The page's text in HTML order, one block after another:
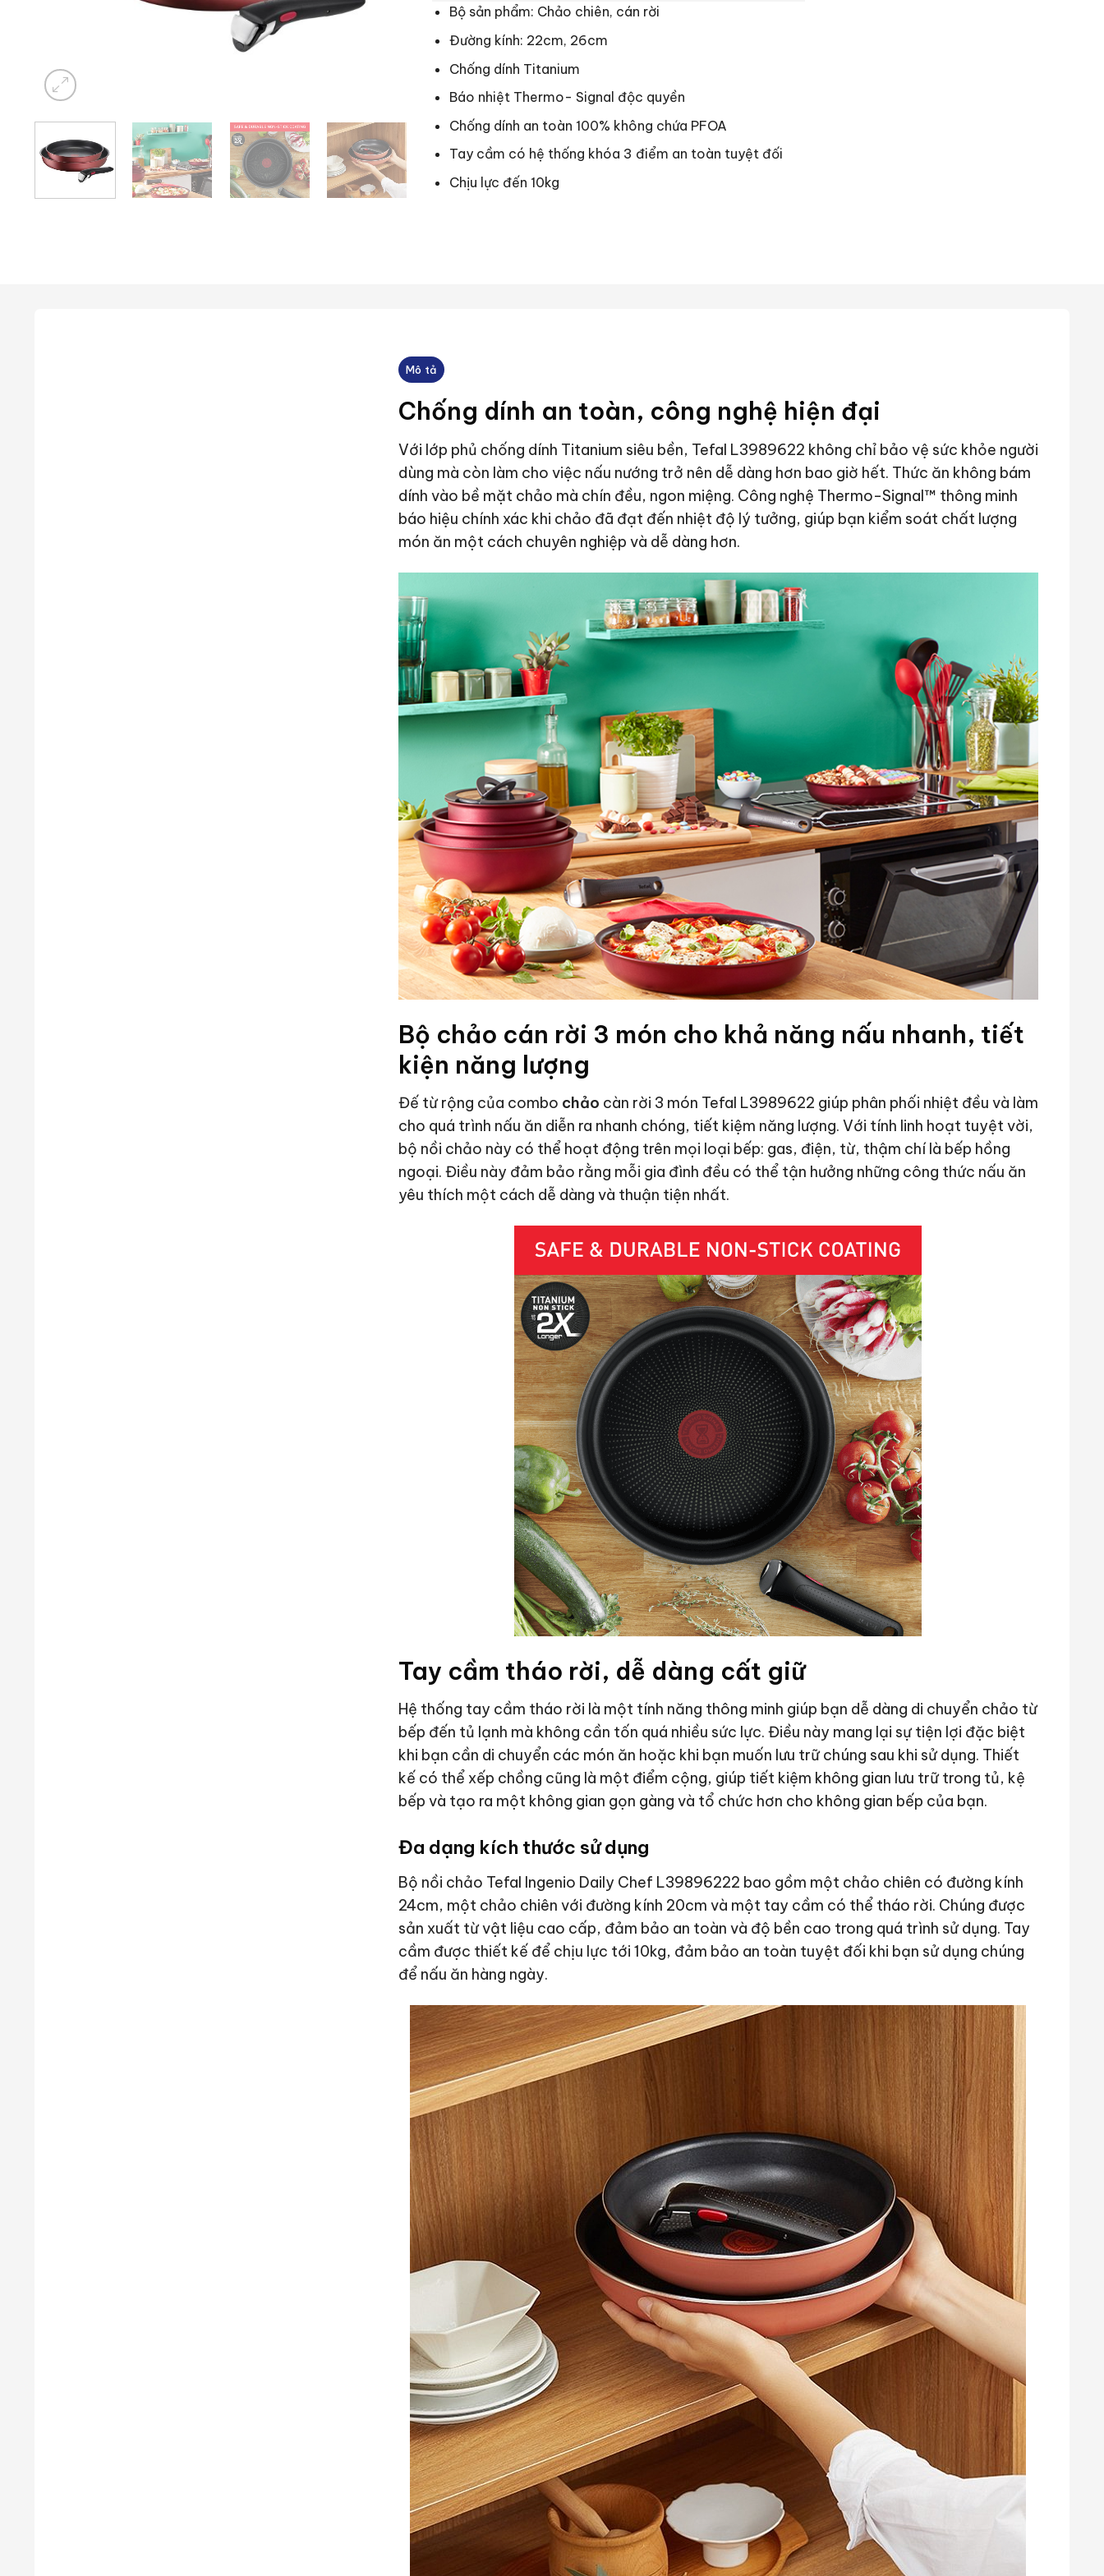
Bộ sản phẩm: Chảo chiên, cán rời
Đường kính: 22cm, 26cm
Chống dính Titanium
Báo nhiệt Thermo- Signal độc quyền
Chống dính an toàn 100% không chứa PFOA
Tay cầm có hệ thống khóa 3 điểm an toàn tuyệt đối
Chịu lực đến 10kg
Mô tả
Chống dính an toàn, công nghệ hiện đại
Với lớp phủ chống dính Titanium siêu bền, Tefal L3989622 không chỉ bảo vệ sức khỏe người
dùng mà còn làm cho việc nấu nướng trở nên dễ dàng hơn bao giờ hết. Thức ăn không bám
dính vào bề mặt chảo mà chín đều, ngon miệng. Công nghệ Thermo-Signal™ thông minh
báo hiệu chính xác khi chảo đã đạt đến nhiệt độ lý tưởng, giúp bạn kiểm soát chất lượng
món ăn một cách chuyên nghiệp và dễ dàng hơn.
Bộ chảo cán rời 3 món cho khả năng nấu nhanh, tiết
kiện năng lượng
Đế từ rộng của combo chảo càn rời 3 món Tefal L3989622 giúp phân phối nhiệt đều và làm
cho quá trình nấu ăn diễn ra nhanh chóng, tiết kiệm năng lượng. Với tính linh hoạt tuyệt vời,
bộ nồi chảo này có thể hoạt động trên mọi loại bếp: gas, điện, từ, thậm chí là bếp hồng
ngoại. Điều này đảm bảo rằng mỗi gia đình đều có thể tận hưởng những công thức nấu ăn
yêu thích một cách dễ dàng và thuận tiện nhất.
Tay cầm tháo rời, dễ dàng cất giữ
Hệ thống tay cầm tháo rời là một tính năng thông minh giúp bạn dễ dàng di chuyển chảo từ
bếp đến tủ lạnh mà không cần tốn quá nhiều sức lực. Điều này mang lại sự tiện lợi đặc biệt
khi bạn cần di chuyển các món ăn hoặc khi bạn muốn lưu trữ chúng sau khi sử dụng. Thiết
kế có thể xếp chồng cũng là một điểm cộng, giúp tiết kiệm không gian lưu trữ trong tủ, kệ
bếp và tạo ra một không gian gọn gàng và tổ chức hơn cho không gian bếp của bạn.
Đa dạng kích thước sử dụng
Bộ nồi chảo Tefal Ingenio Daily Chef L39896222 bao gồm một chảo chiên có đường kính
24cm, một chảo chiên với đường kính 20cm và một tay cầm có thể tháo rời. Chúng được
sản xuất từ vật liệu cao cấp, đảm bảo an toàn và độ bền cao trong quá trình sử dụng. Tay
cầm được thiết kế để chịu lực tới 10kg, đảm bảo an toàn tuyệt đối khi bạn sử dụng chúng
để nấu ăn hàng ngày.